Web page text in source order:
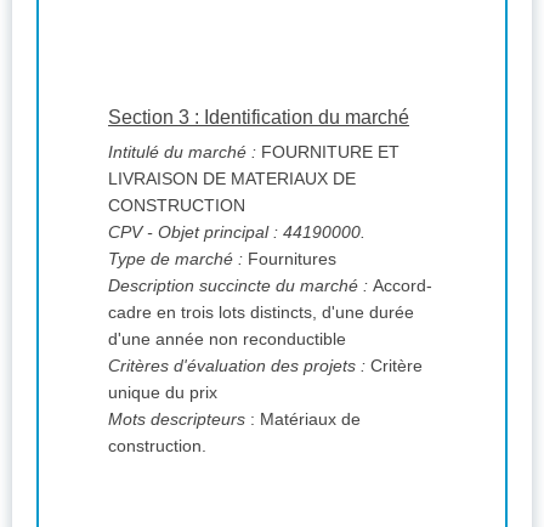
Section 3 : Identification du marché
Intitulé du marché : FOURNITURE ET
LIVRAISON DE MATERIAUX DE
CONSTRUCTION
CPV- Objet principal : 44190000.
Type de marché : Fournitures
Description succincte du marché : Accord-
cadre en trois lots distincts, d'une durée
d'une année non reconductible
Critères d'évaluation des projets : Critère
unique du prix
Mots descripteurs : Matériaux de
construction.